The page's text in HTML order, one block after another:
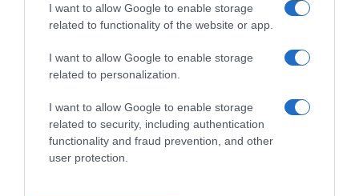
I want to allow Google to enable storage
related to functionality of the website or app.
I want to allow Google to enable storage
related to personalization.
I want to allow Google to enable storage
related to security, including authentication
functionality and fraud prevention, and other
user protection.
Έκλεισε με άνοδο το χρηματιστήριο της Νέας
Υόρκης
Μετά τις εξελίξεις
15.06.2026 - 23:34